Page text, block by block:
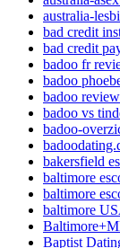
australia-
bad credit
bad credit
badoo fr
badoo
badoo review
badoo vs
badoo-
bakersfield
baltimore
baltimore
baltimore
Baptist